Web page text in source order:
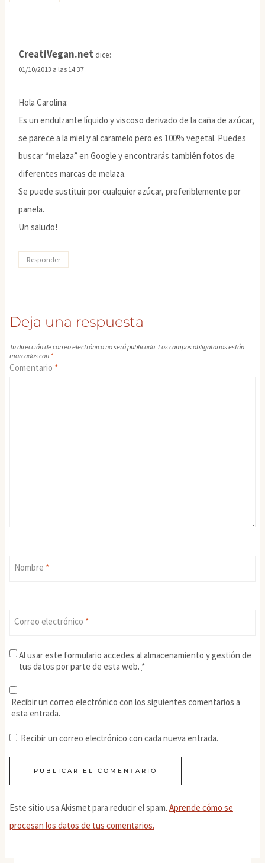
CreatiVegan.net dice:
01/10/2013 a las 14:37
Hola Carolina:
Es un endulzante líquido y viscoso derivado de la caña de azúcar,
se parece a la miel y al caramelo pero es 100% vegetal. Puedes
buscar “melaza” en Google y encontrarás también fotos de
diferentes marcas de melaza.
Se puede sustituir por cualquier azúcar, preferiblemente por
panela.
Un saludo!
Responder
Deja una respuesta
Tu dirección de correo electrónico no será publicada. Los campos obligatorios están
marcados con *
Comentario *
Nombre *
Correo electrónico *
Al usar este formulario accedes al almacenamiento y gestión de
tus datos por parte de esta web. *
Recibir un correo electrónico con los siguientes comentarios a
esta entrada.
Recibir un correo electrónico con cada nueva entrada.
Este sitio usa Akismet para reducir el spam. Aprende cómo se
procesan los datos de tus comentarios.